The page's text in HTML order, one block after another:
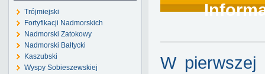
Trójmiejski
Fortyfikacji Nadmorskich
Nadmorski Zatokowy
Nadmorski Bałtycki
Kaszubski
Wyspy Sobieszewskiej
W pierwszej